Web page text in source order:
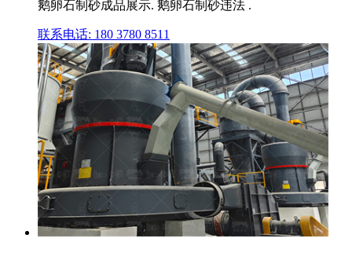
鹅卵石制砂成品展示. 鹅卵石制砂违法 .
联系电话: 180 3780 8511